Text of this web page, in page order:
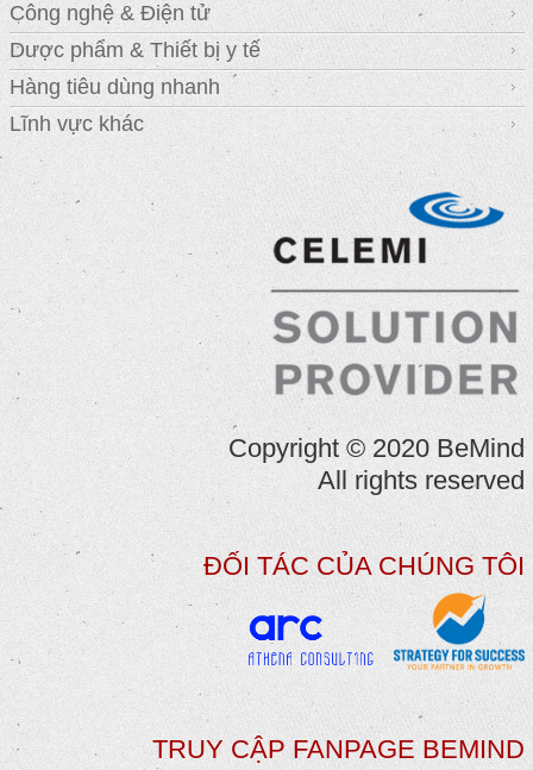
Công nghệ & Điện tử
Dược phẩm & Thiết bị y tế
Hàng tiêu dùng nhanh
Lĩnh vực khác
Copyright © 2020 BeMind
All rights reserved
ĐỐI TÁC CỦA CHÚNG TÔI
TRUY CẬP FANPAGE BEMIND